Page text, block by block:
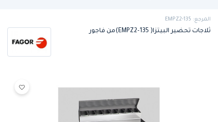
المرجع: EMPZ2-135
ثلاجات تحضير البيتزا( EMPZ2-135)من فاجور